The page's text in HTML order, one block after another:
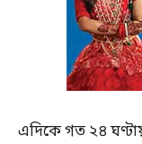
এদিকে গত ২৪